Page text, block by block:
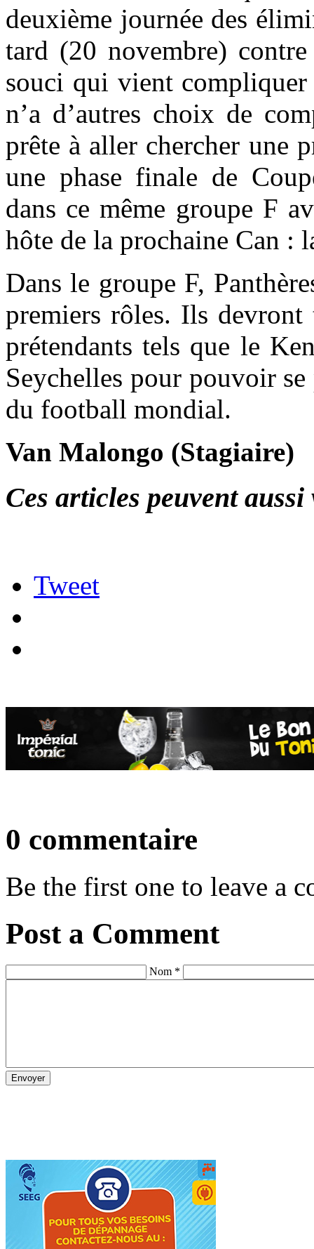
deuxième journée des
tard (20 novembre)
souci qui vient
n’a d’autres choix de
prête à aller chercher une
une phase finale de
dans ce même groupe F
hôte de la prochaine Can :
Dans le groupe F,
premiers rôles. Ils devront
prétendants tels que le
Seychelles pour pouvoir
du football mondial.
Van Malongo (Stagiaire)
Ces articles peuvent
Tweet
0 commentaire
Be the first one to leave a
Post a Comment
Nom *